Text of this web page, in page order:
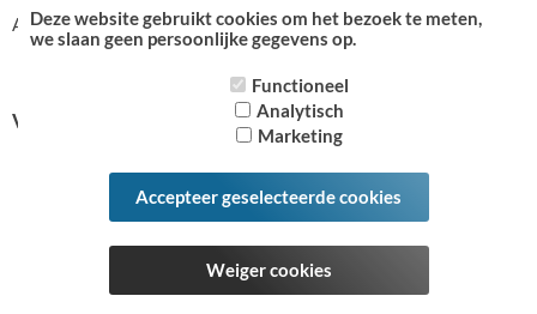
Volg ons op:
Algemene voorwaarden
Alle bedragen zijn inclusief btw - Powered by CCV Shop
Deze website gebruikt cookies om het bezoek te meten,
we slaan geen persoonlijke gegevens op.
Functioneel
Analytisch
Marketing
Accepteer geselecteerde cookies
Weiger cookies